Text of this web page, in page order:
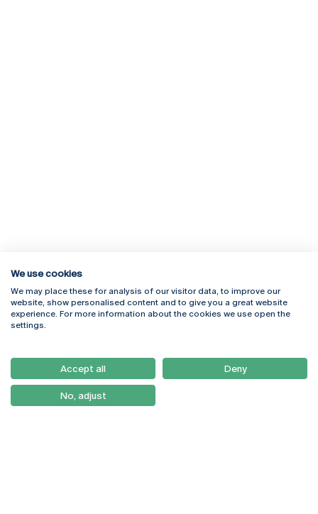
Rua Diogo Botelho 1327
4169-005 Porto
+351 226 196 240
Campus Online
Webmail
Como Chegar
Newsletter
We use cookies
We may place these for analysis of our visitor data, to improve our
website, show personalised content and to give you a great website
experience. For more information about the cookies we use open the
settings.
Accept all Deny
No, adjust